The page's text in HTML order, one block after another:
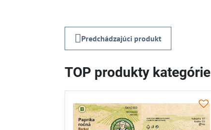
Predchádzajúci produkt
TOP produkty kategórie